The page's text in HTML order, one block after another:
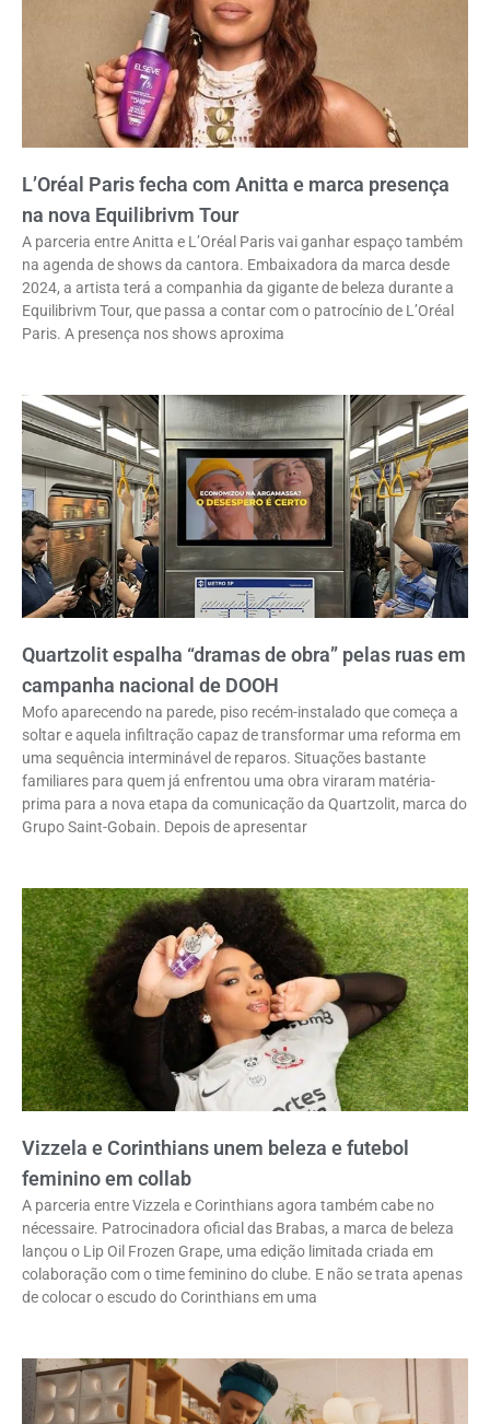
L’Oréal Paris fecha com Anitta e marca presença
na nova Equilibrivm Tour
A parceria entre Anitta e L’Oréal Paris vai ganhar espaço também
na agenda de shows da cantora. Embaixadora da marca desde
2024, a artista terá a companhia da gigante de beleza durante a
Equilibrivm Tour, que passa a contar com o patrocínio de L’Oréal
Paris. A presença nos shows aproxima
Quartzolit espalha “dramas de obra” pelas ruas em
campanha nacional de DOOH
Mofo aparecendo na parede, piso recém-instalado que começa a
soltar e aquela infiltração capaz de transformar uma reforma em
uma sequência interminável de reparos. Situações bastante
familiares para quem já enfrentou uma obra viraram matéria-
prima para a nova etapa da comunicação da Quartzolit, marca do
Grupo Saint-Gobain. Depois de apresentar
Vizzela e Corinthians unem beleza e futebol
feminino em collab
A parceria entre Vizzela e Corinthians agora também cabe no
nécessaire. Patrocinadora oficial das Brabas, a marca de beleza
lançou o Lip Oil Frozen Grape, uma edição limitada criada em
colaboração com o time feminino do clube. E não se trata apenas
de colocar o escudo do Corinthians em uma